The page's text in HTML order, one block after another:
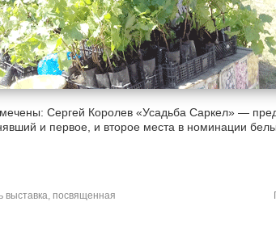
Сергей Королев «Усадьба Саркел» —
и первое, и второе места в номинации
выставка, посвященная